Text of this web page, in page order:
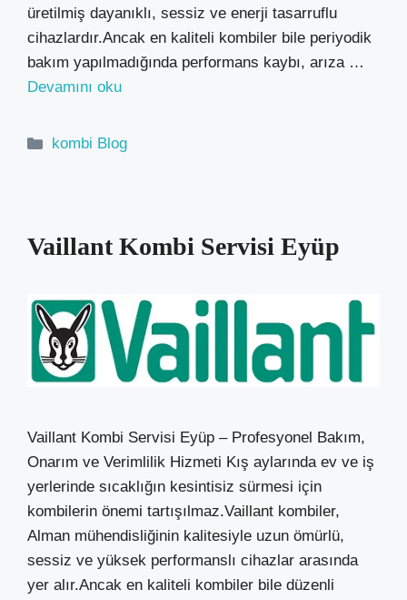
üretilmiş dayanıklı, sessiz ve enerji tasarruflu
cihazlardır.Ancak en kaliteli kombiler bile periyodik
bakım yapılmadığında performans kaybı, arıza …
Devamını oku
Kategoriler
kombi Blog
Vaillant Kombi Servisi Eyüp
Vaillant Kombi Servisi Eyüp – Profesyonel Bakım,
Onarım ve Verimlilik Hizmeti Kış aylarında ev ve iş
yerlerinde sıcaklığın kesintisiz sürmesi için
kombilerin önemi tartışılmaz.Vaillant kombiler,
Alman mühendisliğinin kalitesiyle uzun ömürlü,
sessiz ve yüksek performanslı cihazlar arasında
yer alır.Ancak en kaliteli kombiler bile düzenli